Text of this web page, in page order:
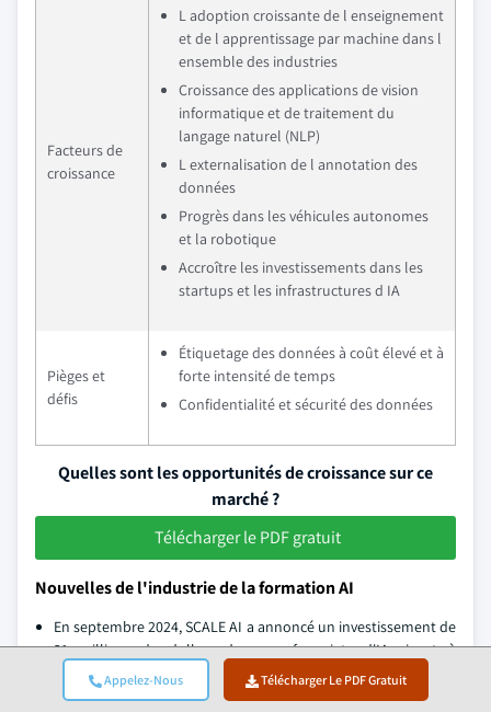
Appelez-Nous Télécharger Le PDF Gratuit
Facteurs de
croissance
L adoption croissante de l enseignement
et de l apprentissage par machine dans l
ensemble des industries
Croissance des applications de vision
informatique et de traitement du
langage naturel (NLP)
L externalisation de l annotation des
données
Progrès dans les véhicules autonomes
et la robotique
Accroître les investissements dans les
startups et les infrastructures d IA
Pièges et
défis
Étiquetage des données à coût élevé et à
forte intensité de temps
Confidentialité et sécurité des données
Quelles sont les opportunités de croissance sur ce
marché ?
Télécharger le PDF gratuit
Nouvelles de l'industrie de la formation AI
En septembre 2024, SCALE AI a annoncé un investissement de
21 millions de dollars dans neuf projets d'IA visant à
améliorer les soins de santé au Canada. Cette initiative, qui
vise à optimiser la gestion des ressources, les soins aux